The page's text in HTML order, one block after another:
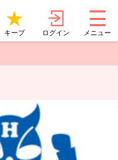
キープ ログイン メニュー